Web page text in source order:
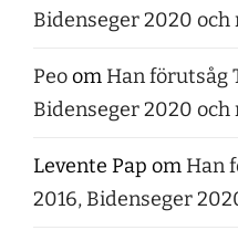
Bidenseger 2020 och
Peoom Han förutsåg
Bidenseger 2020 och
Levente Pap om Han
2016, Bidenseger